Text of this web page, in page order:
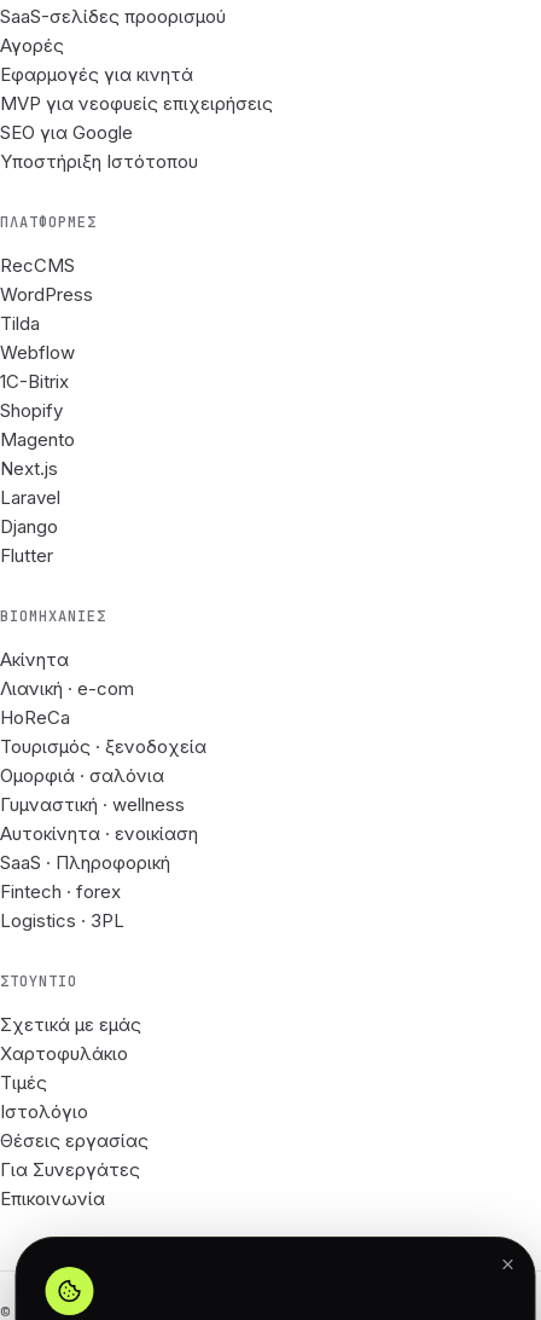
SaaS-σελίδες προορισμού
Αγορές
Εφαρμογές για κινητά
MVP για νεοφυείς επιχειρήσεις
SEO για Google
Υποστήριξη Ιστότοπου
ΠΛΑΤΦΌΡΜΕΣ
RecCMS
WordPress
Tilda
Webflow
1C-Bitrix
Shopify
Magento
Next.js
Laravel
Django
Flutter
ΒΙΟΜΗΧΑΝΊΕΣ
Ακίνητα
Λιανική · e-com
HoReCa
Τουρισμός · ξενοδοχεία
Ομορφιά · σαλόνια
Γυμναστική · wellness
Αυτοκίνητα · ενοικίαση
SaaS · Πληροφορική
Fintech · forex
Logistics · 3PL
ΣΤΟΎΝΤΙΟ
Σχετικά με εμάς
Χαρτοφυλάκιο
Τιμές
Ιστολόγιο
Θέσεις εργασίας
Για Συνεργάτες
Επικοινωνία
© 2026 62px · Με επιφύλαξη παντός δικαιώματος